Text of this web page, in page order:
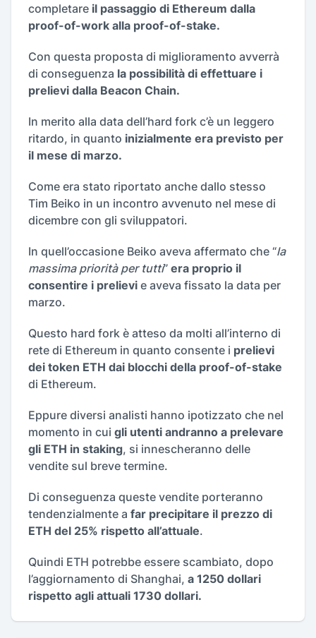
completare il passaggio di Ethereum dalla
proof-of-work alla proof-of-stake.
Con questa proposta di miglioramento avverrà
di conseguenza la possibilità di effettuare i
prelievi dalla Beacon Chain.
In merito alla data dell’hard fork c’è un leggero
ritardo, in quanto inizialmente era previsto per
il mese di marzo.
Come era stato riportato anche dallo stesso
Tim Beiko in un incontro avvenuto nel mese di
dicembre con gli sviluppatori.
In quell’occasione Beiko aveva affermato che “la
massima priorità per tutti” era proprio il
consentire i prelievi e aveva fissato la data per
marzo.
Questo hard fork è atteso da molti all’interno di
rete di Ethereum in quanto consente i prelievi
dei token ETH dai blocchi della proof-of-stake
di Ethereum.
Eppure diversi analisti hanno ipotizzato che nel
momento in cui gli utenti andranno a prelevare
gli ETH in staking, si innescheranno delle
vendite sul breve termine.
Di conseguenza queste vendite porteranno
tendenzialmente a far precipitare il prezzo di
ETH del 25% rispetto all’attuale.
Quindi ETH potrebbe essere scambiato, dopo
l’aggiornamento di Shanghai, a 1250 dollari
rispetto agli attuali 1730 dollari.